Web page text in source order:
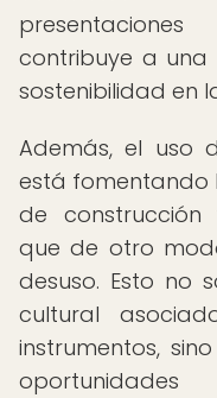
contribuye a una
sostenibilidad en
Además, el uso
está fomentando
de construcción
que de otro
desuso. Esto no
cultural
instrumentos,